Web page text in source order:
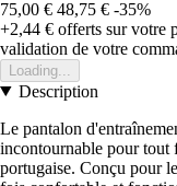
75,00 € 48,75 € -35%
+2,44 € offerts sur votre
validation de votre
Loading...
Description
Le pantalon
incontournable pour tout
portugaise. Conçu pour